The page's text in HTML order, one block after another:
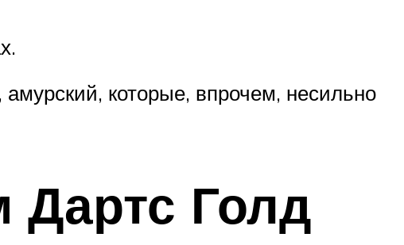
которые, впрочем, несильно
Дартс Голд